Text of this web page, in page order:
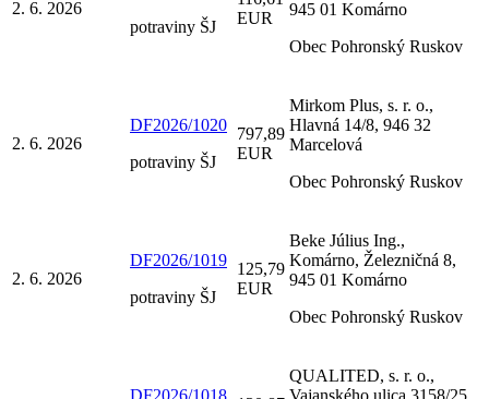
2. 6. 2026
potraviny ŠJ
EUR
945 01 Komárno
Obec Pohronský Ruskov
2. 6. 2026
DF2026/1020
potraviny ŠJ
797,89
EUR
Mirkom Plus, s. r. o.,
Hlavná 14/8, 946 32
Marcelová
Obec Pohronský Ruskov
2. 6. 2026
DF2026/1019
potraviny ŠJ
125,79
EUR
Beke Július Ing.,
Komárno, Železničná 8,
945 01 Komárno
Obec Pohronský Ruskov
DF2026/1018
QUALITED, s. r. o.,
Vajanského ulica 3158/25,